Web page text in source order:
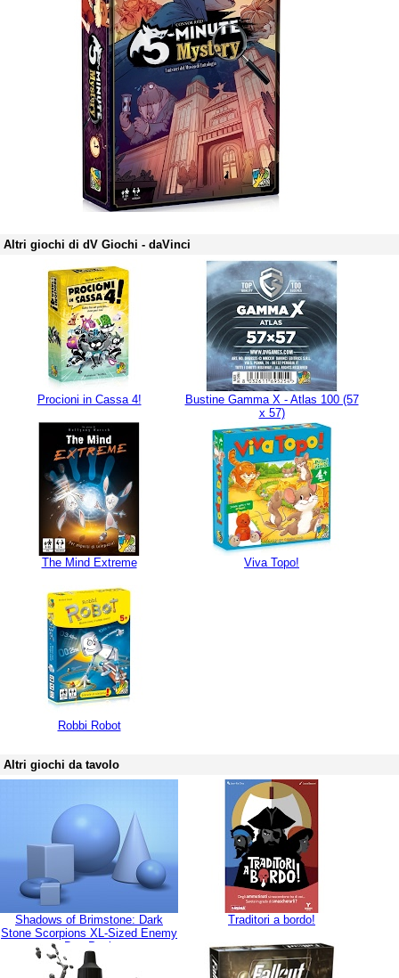
Altri giochi di dV Giochi - daVinci
Procioni in Cassa 4!
Bustine Gamma X - Atlas 100 (57
x 57)
The Mind Extreme Viva Topo!
Robbi Robot
Altri giochi da tavolo
Shadows of Brimstone: Dark
Stone Scorpions XL-Sized Enemy
Duo Pack
Traditori a bordo!